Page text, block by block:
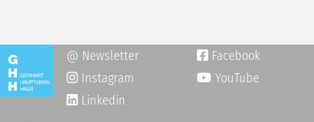
@ Newsletter  Facebook
Instagram
YouTube
Linkedin